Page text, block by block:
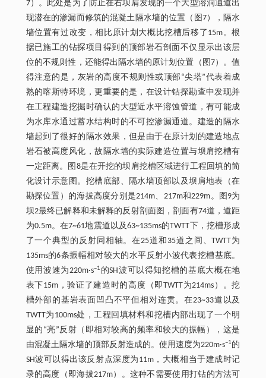
7）。此处是为了防止在右坝肩发现的一个大型溶洞通道出
现潜在的渗漏而修筑的混凝土隔水墙的位置（图7），隔水
墙位置有过改变，相比原计划大概比挖槽后移了15m。根
据已施工的钻探项目得到的顶部岩石剖面不仅显示出该层
位的不规则性，还能得出隔水墙的原计划位置（图7）。值
得注意的是，灰岩的高度不规则性或顶部“尖塔”代表着成
熟的喀斯特环境，更重要的是，在设计钻探勘查中发现并
在工程建造挖掘时确认的大型近水平溶蚀管道，有可能成
为水库水通过蓄水结构时的不可控渗漏通道。建造的隔水
墙起到了很好的隔水效果，但是由于在原计划的建造地点
岩石被高度风化，故隔水墙的实际建造位置与坝肩挖槽有
一定距离。图8是在开挖的坝肩挖槽区域进行工程回填的简
化设计示意图。挖槽底部、隔水墙顶部以及坝肩地表（在
勘探位置）的海拔高度分别是214m、217m和229m。图9为
坝2最终已解释和未解释的反射剖面图，剖面有74道，道距
为0.5m。在7~61地震道以及63~135ms的TWTT下，挖槽形成
了一个典型的反射同相轴。在25道和35道之间、TWTT为
135ms的6条振幅相对较大的水平反射小波代表挖槽基底。
使用波速为220m·s–1 的SH波可以得知挖槽的基底大概在地
表下15m，验证了建造时的高度（即TWTT为214ms）。挖
槽外部的基岩表面凹凸不平但相对连贯。在23~33道以及
TWTT为100ms处，工程回填材料和挖槽内部出现了一个明
显的“亮”反射（即相对较高的频率和较大的振幅），这是
由混凝土隔水墙的顶部反射造成的。使用速度为220m·s–1的
SH波可以得出该反射点深度为11m，大概相当于建成时记
录的高度（即海拔217m）。这种不需要使用打钻的方法可